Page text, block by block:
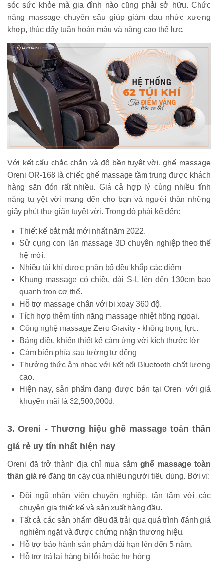
sóc sức khỏe mà gia đình nào cũng phải sở hữu. Chức
năng massage chuyên sâu giúp giảm đau nhức xương
khớp, thúc đẩy tuần hoàn máu và nâng cao thể lực.
Với kết cấu chắc chắn và độ bền tuyệt vời, ghế massage
Oreni OR-168 là chiếc ghế massage tầm trung được khách
hàng săn đón rất nhiều. Giá cả hợp lý cùng nhiều tính
năng tu yệt vời mang đến cho bạn và người thân những
giây phút thư giãn tuyệt vời. Trong đó phải kể đến:
Thiết kế bắt mắt mới nhất năm 2022.
Sử dụng con lăn massage 3D chuyên nghiệp theo thế
hệ mới.
Nhiều túi khí được phân bố đều khắp các điểm.
Khung massage có chiều dài S-L lên đến 130cm bao
quanh trọn cơ thể.
Hỗ trợ massage chân với bi xoay 360 độ.
Tích hợp thêm tính năng massage nhiệt hồng ngoại.
Công nghệ massage Zero Gravity - không trọng lực.
Bảng điều khiển thiết kế cảm ứng với kích thước lớn
Cảm biến phía sau tường tự động
Thưởng thức âm nhạc với kết nối Bluetooth chất lượng
cao.
Hiện nay, sản phẩm đang được bán tại Oreni với giá
khuyến mãi là 32,500,000đ.
3. Oreni - Thương hiệu ghế massage toàn thân
giá rẻ uy tín nhất hiện nay
Oreni đã trở thành địa chỉ mua sắm ghế massage toàn
thân giá rẻ đáng tin cậy của nhiều người tiêu dùng. Bởi vì:
Đội ngũ nhân viên chuyên nghiệp, tận tâm với các
chuyên gia thiết kế và sản xuất hàng đầu.
Tất cả các sản phẩm đều đã trải qua quá trình đánh giá
nghiêm ngặt và được chứng nhận thương hiệu.
Hỗ trợ bảo hành sản phẩm dài hạn lên đến 5 năm.
Hỗ trợ trả lại hàng bị lỗi hoặc hư hỏng